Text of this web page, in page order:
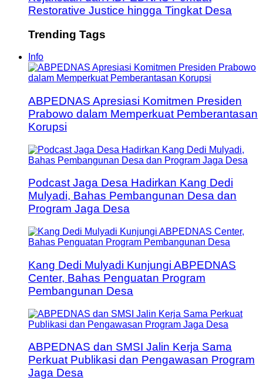
Restorative Justice hingga Tingkat Desa
Trending Tags
Info
ABPEDNAS Apresiasi Komitmen Presiden
Prabowo dalam Memperkuat Pemberantasan
Korupsi
Podcast Jaga Desa Hadirkan Kang Dedi
Mulyadi, Bahas Pembangunan Desa dan
Program Jaga Desa
Kang Dedi Mulyadi Kunjungi ABPEDNAS
Center, Bahas Penguatan Program
Pembangunan Desa
ABPEDNAS dan SMSI Jalin Kerja Sama
Perkuat Publikasi dan Pengawasan Program
Jaga Desa